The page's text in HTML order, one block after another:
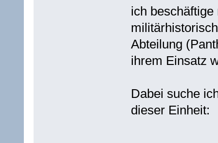
ich
Abteilung
ihrem Einsatz
Dabei suche
dieser Einheit: